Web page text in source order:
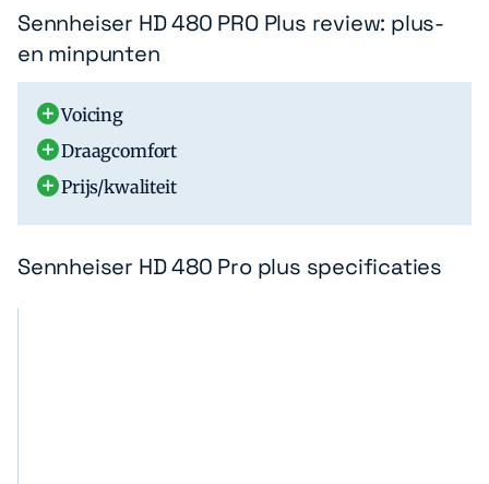
Sennheiser HD 480 PRO Plus review: plus-
en minpunten
Voicing
Draagcomfort
Prijs/kwaliteit
Sennheiser HD 480 Pro plus specificaties